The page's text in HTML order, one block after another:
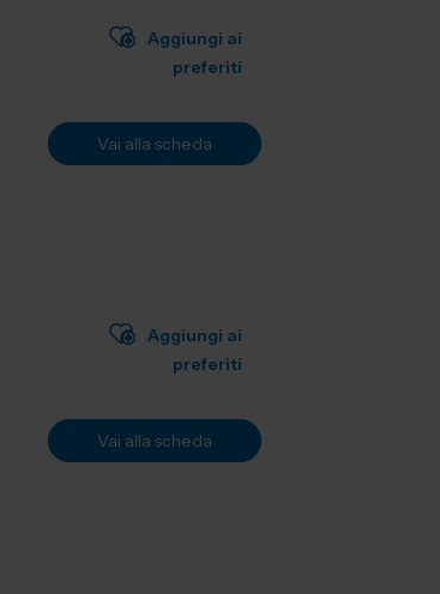
Aggiungi ai
preferiti
Vai alla scheda
Aggiungi ai
preferiti
Vai alla scheda